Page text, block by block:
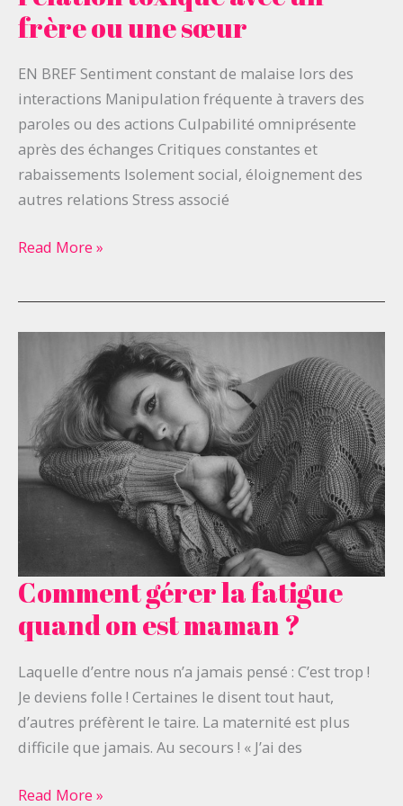
frère ou une sœur
EN BREF Sentiment constant de malaise lors des
interactions Manipulation fréquente à travers des
paroles ou des actions Culpabilité omniprésente
après des échanges Critiques constantes et
rabaissements Isolement social, éloignement des
autres relations Stress associé
une
relation
avec
un
frère
ou
une
sœur
Read More »
Comment gérer la fatigue
quand on est maman ?
Laquelle d’entre nous n’a jamais pensé : C’est trop !
Je deviens folle ! Certaines le disent tout haut,
d’autres préfèrent le taire. La maternité est plus
difficile que jamais. Au secours ! « J’ai des
Comment
la
fatigue
quand
on
est
?
Read More »